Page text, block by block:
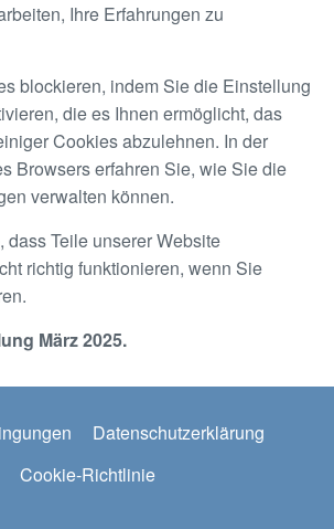
Ihre Erfahrungen zu
blockieren, indem Sie die Einstellung
die es Ihnen ermöglicht, das
Cookies abzulehnen. In der
Browsers erfahren Sie, wie Sie die
verwalten können.
dass Teile unserer Website
richtig funktionieren, wenn Sie
März 2025.
Datenschutzerklärung
Cookie-Richtlinie